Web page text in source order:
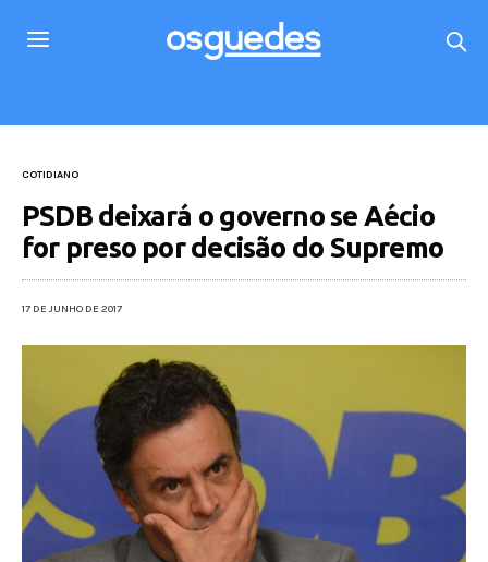
COTIDIANO
PSDB deixará o governo se Aécio
for preso por decisão do Supremo
17 DE JUNHO DE 2017